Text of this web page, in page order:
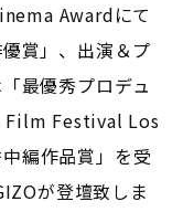
Awardにて
賞」、出演＆プ
最優秀プロデュ
Film Festival Los
編作品賞」を受
が登壇致しま